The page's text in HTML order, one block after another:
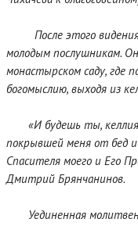
После этого видения
молодым послушникам.
монастырском саду, где
богомыслию, выходя из
«И будешь ты, келлия
покрывшей меня от бед
Спасителя моего и Его
Дмитрий Брянчанинов.
Уединенная